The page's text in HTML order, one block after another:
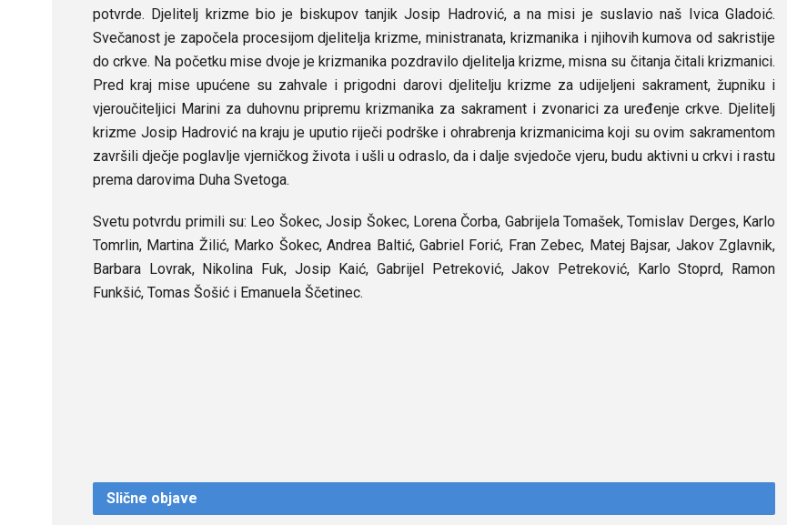
potvrde. Djelitelj krizme bio je biskupov tanjik Josip Hadrović, a na misi je suslavio naš Ivica Gladoić.
Svečanost je započela procesijom djelitelja krizme, ministranata, krizmanika i njihovih kumova od sakristije
do crkve. Na početku mise dvoje je krizmanika pozdravilo djelitelja krizme, misna su čitanja čitali krizmanici.
Pred kraj mise upućene su zahvale i prigodni darovi djelitelju krizme za udijeljeni sakrament, župniku i
vjeroučiteljici Marini za duhovnu pripremu krizmanika za sakrament i zvonarici za uređenje crkve. Djelitelj
krizme Josip Hadrović na kraju je uputio riječi podrške i ohrabrenja krizmanicima koji su ovim sakramentom
završili dječje poglavlje vjerničkog života i ušli u odraslo, da i dalje svjedoče vjeru, budu aktivni u crkvi i rastu
prema darovima Duha Svetoga.
Svetu potvrdu primili su: Leo Šokec, Josip Šokec, Lorena Čorba, Gabrijela Tomašek, Tomislav Derges, Karlo
Tomrlin, Martina Žilić, Marko Šokec, Andrea Baltić, Gabriel Forić, Fran Zebec, Matej Bajsar, Jakov Zglavnik,
Barbara Lovrak, Nikolina Fuk, Josip Kaić, Gabrijel Petreković, Jakov Petreković, Karlo Stoprd, Ramon
Funkšić, Tomas Šošić i Emanuela Ščetinec.
Slične objave